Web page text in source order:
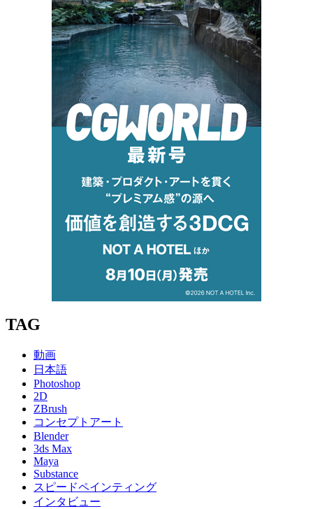
TAG
動画
日本語
Photoshop
2D
ZBrush
コンセプトアート
Blender
3ds Max
Maya
Substance
スピードペインティング
インタビュー